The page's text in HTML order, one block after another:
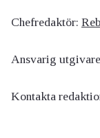
Chefredaktör:
Ansvarig
Kontakta